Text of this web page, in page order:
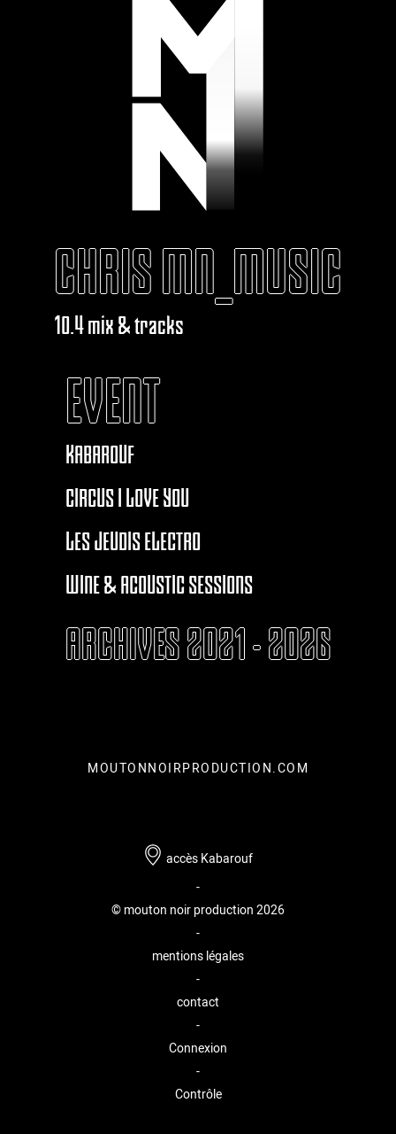
CHRIS MN_MUSIC
10.4 mix & tracks
EVENT
KABAROUF
CIRCUS I LOVE YOU
LES JEUDIS ELECTRO
WINE & ACOUSTIC SESSIONS
ARCHIVES 2021 - 2026
MOUTONNOIRPRODUCTION.COM
accès Kabarouf
-
© mouton noir production 2026
-
mentions légales
-
contact
-
Connexion
-
Contrôle